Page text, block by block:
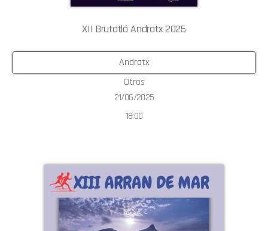
XII Brutatló Andratx 2025
Andratx
Otros
21/06/2025
18:00